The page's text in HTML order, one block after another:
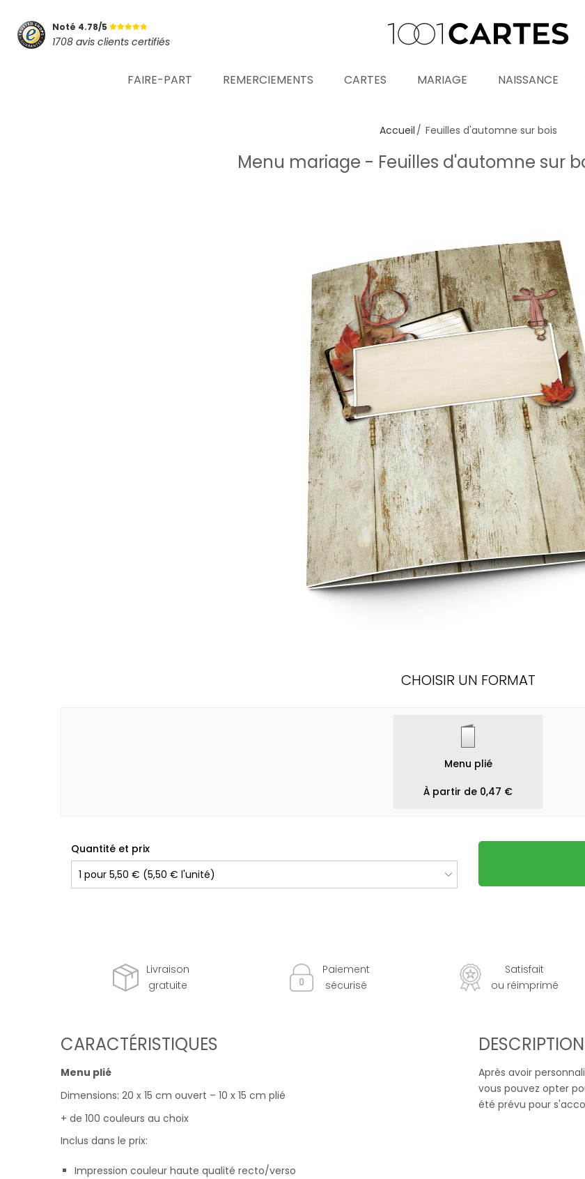
Noté 4.78/5
1708 avis clients certifiés
FAIRE-PART REMERCIEMENTS CARTES MARIAGE NAISSANCE
Mot de passe oublié ?
Accueil Feuilles d'automne sur bois
Menu mariage - Feuilles d'automne sur
CHOISIR UN FORMAT
Menu plié
À partir de 0,47 €
Quantité et prix
Livraison
gratuite
Paiement
sécurisé
Satisfait
ou réimprimé
CARACTÉRISTIQUES
Menu plié
Dimensions: 20 x 15 cm ouvert – 10 x 15 cm plié
+ de 100 couleurs au choix
Inclus dans le prix:
Impression couleur haute qualité recto/verso
DESCRIPTION
Après avoir
vous pouvez opter
été prévu pour